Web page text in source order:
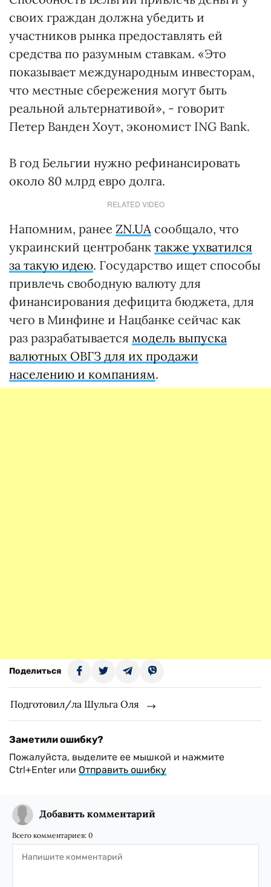
своих граждан должна убедить и
участников рынка предоставлять ей
средства по разумным ставкам. «Это
показывает международным инвесторам,
что местные сбережения могут быть
реальной альтернативой», - говорит
Петер Ванден Хоут, экономист ING Bank.
В год Бельгии нужно рефинансировать
около 80 млрд евро долга.
RELATED VIDEO
Напомним, ранее ZN.UA сообщало, что
украинский центробанк также ухватился
за такую идею. Государство ищет способы
привлечь свободную валюту для
финансирования дефицита бюджета, для
чего в Минфине и Нацбанке сейчас как
раз разрабатывается модель выпуска
валютных ОВГЗ для их продажи
населению и компаниям.
Поделиться
Подготовил/ла Шульга Оля
Заметили ошибку?
Пожалуйста, выделите ее мышкой и нажмите
Ctrl+Enter или Отправить ошибку
Добавить комментарий
Всего комментариев: 0